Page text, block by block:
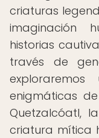
criaturas
imaginación
historias
través de
enigmáticas
Quetzalcóatl,
criatura mítica